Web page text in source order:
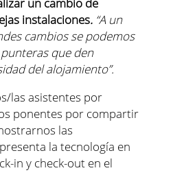
instalaciones.“A un
cambios se podemos
que den
del alojamiento”.
las asistentes por
ponentes por compartir
las
la tecnología en
in y check-out en el